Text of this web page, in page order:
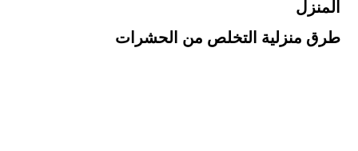
المنزل
طرق منزلية التخلص من الحشرات